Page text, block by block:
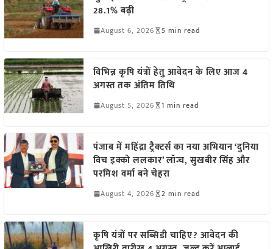
28.1% बढ़ी
August 6, 2026 5 min read
विभिन्न कृषि यंत्रों हेतु आवेदन के लिए आज 4
अगस्त तक अंतिम तिथि
August 5, 2026 1 min read
पंजाब में महिंद्रा ट्रैक्टर्स का नया अभियान ‘दुनिया
विच इक्को ललकार’ लॉन्च, सुखबीर सिंह और
परमिश वर्मा बने चेहरा
August 4, 2026 2 min read
कृषि यंत्रों पर सब्सिडी चाहिए? आवेदन की